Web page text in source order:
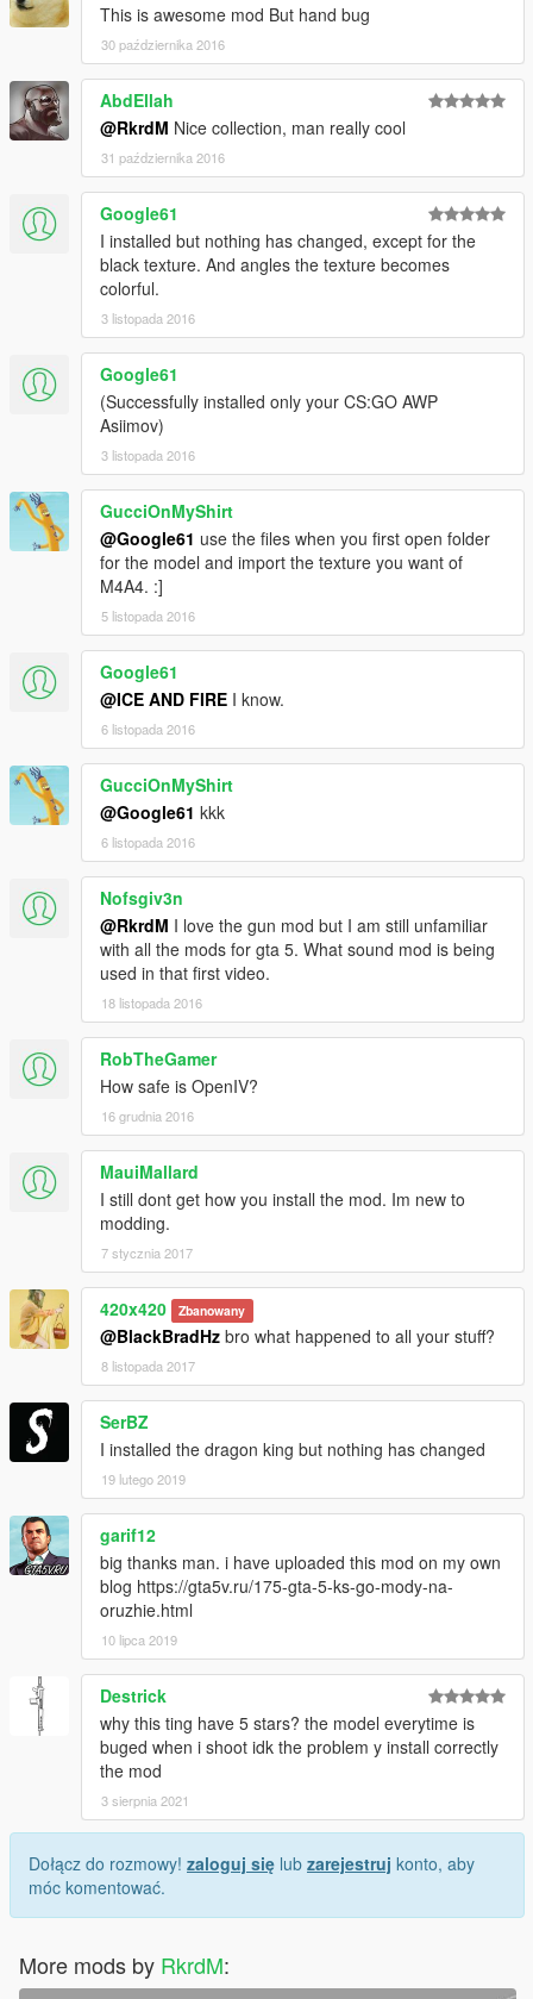
This is awesome mod But hand bug
30 października 2016
AbdEllah
@RkrdM Nice collection, man really cool
31 października 2016
Google61
I installed but nothing has changed, except for the
black texture. And angles the texture becomes
colorful.
3 listopada 2016
Google61
(Successfully installed only your CS:GO AWP
Asiimov)
3 listopada 2016
GucciOnMyShirt
@Google61 use the files when you first open folder
for the model and import the texture you want of
M4A4. :]
5 listopada 2016
Google61
@ICE AND FIRE I know.
6 listopada 2016
GucciOnMyShirt
@Google61 kkk
6 listopada 2016
Nofsgiv3n
@RkrdM I love the gun mod but I am still unfamiliar
with all the mods for gta 5. What sound mod is being
used in that first video.
18 listopada 2016
RobTheGamer
How safe is OpenIV?
16 grudnia 2016
MauiMallard
I still dont get how you install the mod. Im new to
modding.
7 stycznia 2017
420x420 Zbanowany
@BlackBradHz bro what happened to all your stuff?
8 listopada 2017
SerBZ
I installed the dragon king but nothing has changed
19 lutego 2019
garif12
big thanks man. i have uploaded this mod on my own
blog https://gta5v.ru/175-gta-5-ks-go-mody-na-
oruzhie.html
10 lipca 2019
Destrick
why this ting have 5 stars? the model everytime is
buged when i shoot idk the problem y install correctly
the mod
3 sierpnia 2021
Dołącz do rozmowy! zaloguj się lub zarejestruj konto, aby
móc komentować.
More mods by RkrdM: